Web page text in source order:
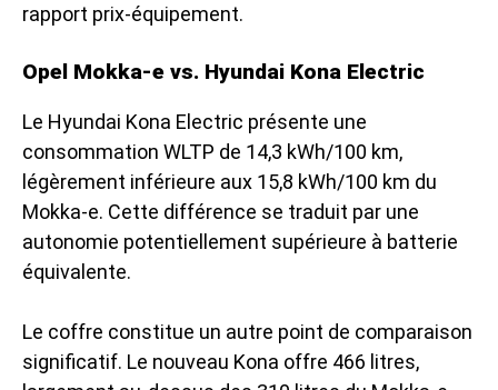
rapport prix-équipement.
Opel Mokka-e vs. Hyundai Kona Electric
Le Hyundai Kona Electric présente une
consommation WLTP de 14,3 kWh/100 km,
légèrement inférieure aux 15,8 kWh/100 km du
Mokka-e. Cette différence se traduit par une
autonomie potentiellement supérieure à batterie
équivalente.
Le coffre constitue un autre point de comparaison
significatif. Le nouveau Kona offre 466 litres,